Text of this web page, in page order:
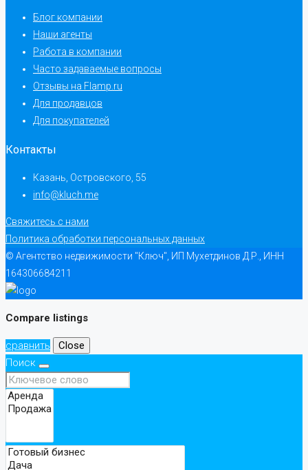
Блог компании
Наши агенты
Работа в компании
Часто задаваемые вопросы
Отзывы на Flamp.ru
Для продавцов
Для покупателей
Контакты
Казань, Островского, 55
info@kluch.me
Свяжитесь с нами
Политика обработки персональных данных
© Агентство недвижимости "Ключ", ИП Мухетдинов Д.Р., ИНН
164306684211
Compare listings
сравнить
Close
Поиск